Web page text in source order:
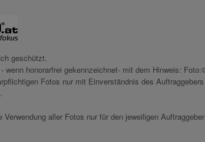
geschützt.
wenn honorarfrei gekennzeichnet- mit dem Hinweis:
Fotos nur mit Einverständnis des
Verwendung aller Fotos nur für den jeweiligen